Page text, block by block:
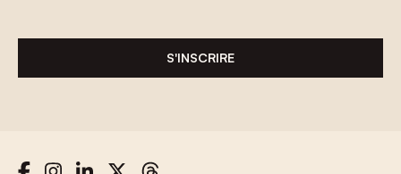
S'INSCRIRE